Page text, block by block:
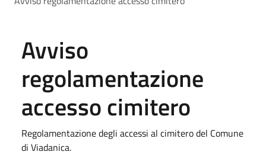
Avviso
regolamentazione
accesso cimitero
Regolamentazione degli accessi al cimitero del Comune
di Viadanica.